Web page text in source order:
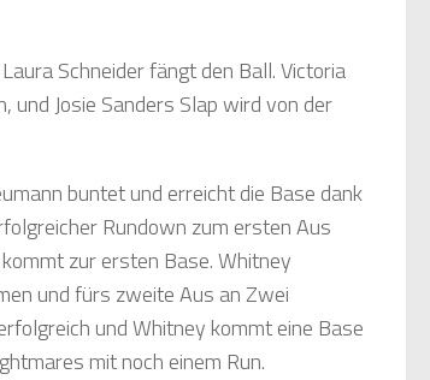
Schneider fängt den Ball. Victoria
Josie Sanders Slap wird von der
buntet und erreicht die Base dank
Rundown zum ersten Aus
zur ersten Base. Whitney
und fürs zweite Aus an Zwei
und Whitney kommt eine Base
mit noch einem Run.